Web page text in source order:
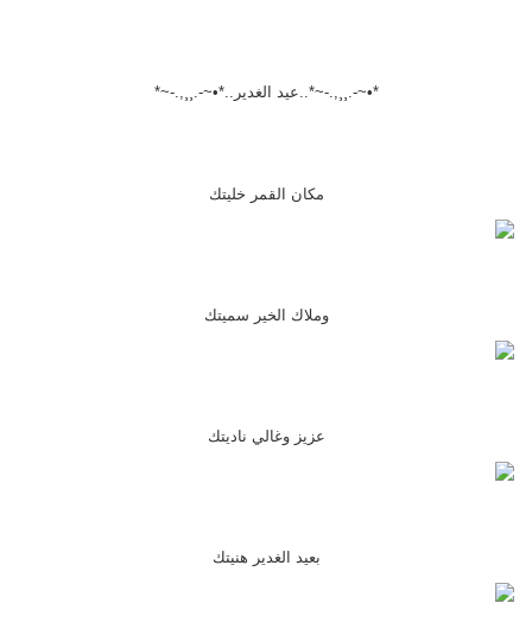
*•~-.¸¸,.-~*..عيد الغدير..*•~-.¸¸,.-~*
مكان القمر خليتك
وملاك الخير سميتك
عزيز وغالي ناديتك
بعيد الغدير هنيتك